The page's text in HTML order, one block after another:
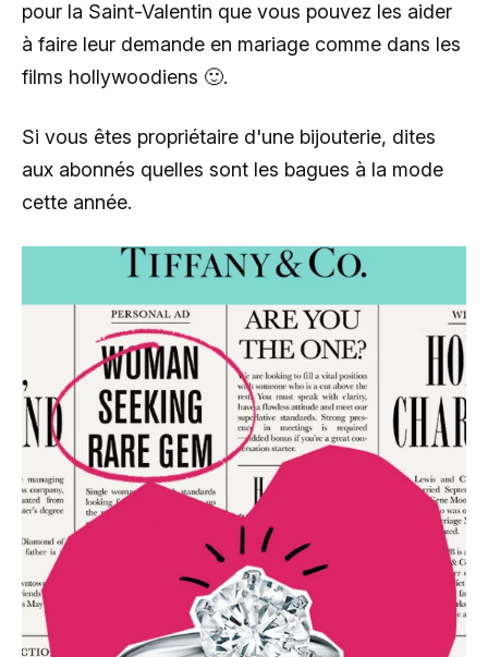
pour la Saint-Valentin que vous pouvez les aider
à faire leur demande en mariage comme dans les
films hollywoodiens 🙂.
Si vous êtes propriétaire d'une bijouterie, dites
aux abonnés quelles sont les bagues à la mode
cette année.